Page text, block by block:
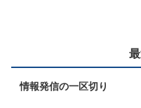
情報発信の一区切り